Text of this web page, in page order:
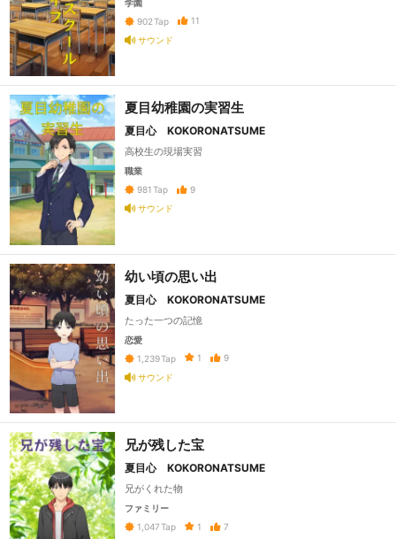
学園
902 Tap
11
サウンド
夏目幼稚園の実習生
夏目心 KOKORONATSUME
高校生の現場実習
職業
981 Tap
9
サウンド
幼い頃の思い出
夏目心 KOKORONATSUME
たった一つの記憶
恋愛
1,239Tap 1
9
サウンド
兄が残した宝
夏目心 KOKORONATSUME
兄がくれた物
ファミリー
1,047 Tap 1
7